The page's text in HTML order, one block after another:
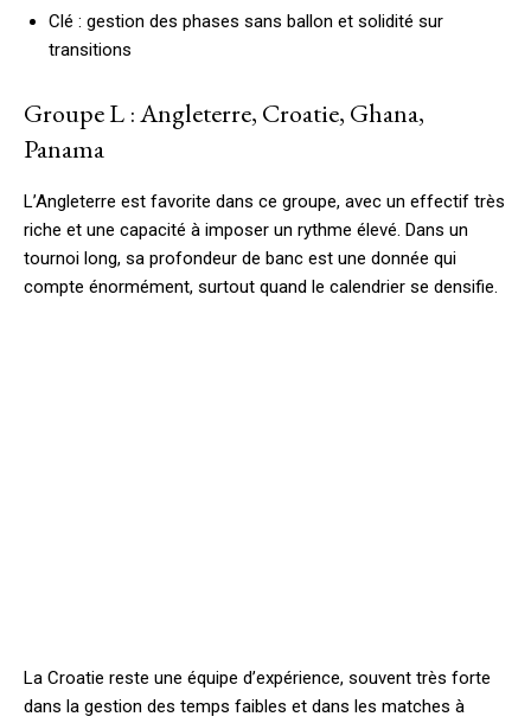
Clé : gestion des phases sans ballon et solidité sur
transitions
Groupe L : Angleterre, Croatie, Ghana,
Panama
L’Angleterre est favorite dans ce groupe, avec un effectif très
riche et une capacité à imposer un rythme élevé. Dans un
tournoi long, sa profondeur de banc est une donnée qui
compte énormément, surtout quand le calendrier se densifie.
La Croatie reste une équipe d’expérience, souvent très forte
dans la gestion des temps faibles et dans les matches à